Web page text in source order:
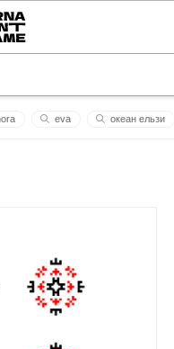
eva океан ельзи